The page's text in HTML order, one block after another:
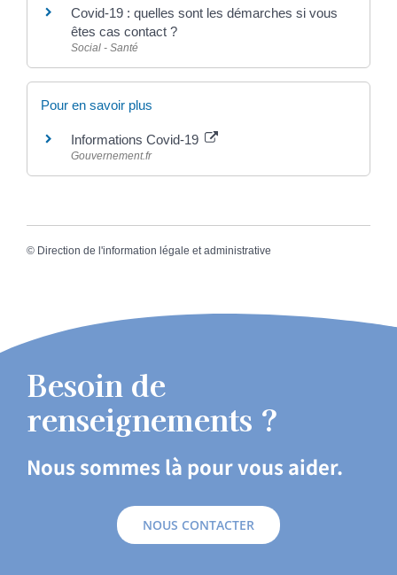
Covid-19 : quelles sont les démarches si vous
êtes cas contact ?
Social - Santé
Pour en savoir plus
Informations Covid-19
Gouvernement.fr
© Direction de l'information légale et administrative
Besoin de
renseignements ?
Nous sommes là pour vous aider.
NOUS CONTACTER